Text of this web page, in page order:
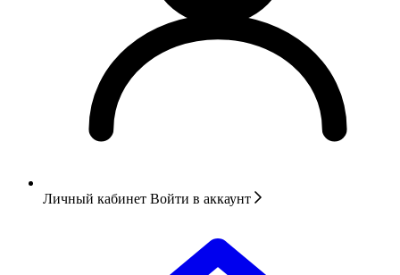
Личный кабинет Войти в аккаунт